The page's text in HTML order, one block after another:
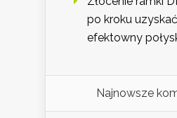
po kroku
efektowny
Najnowsze